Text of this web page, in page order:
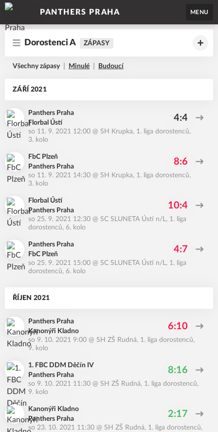
PANTHERS PRAHA MENU
Dorostenci A ZÁPASY
Všechny zápasy Minulé Budoucí
ZÁŘÍ 2021
Panthers Praha
Florbal Ústí
4:4
so 11. 9. 2021 12:00 @ SH Krupka, 1. liga dorostenců,
3. kolo
FbC Plzeň
Panthers Praha
8:6
so 11. 9. 2021 14:30 @ SH Krupka, 1. liga dorostenců,
3. kolo
Florbal Ústí
Panthers Praha
10:4
so 25. 9. 2021 12:30 @ SC SLUNETA Ústí n/L, 1. liga
dorostenců, 6. kolo
Panthers Praha
FbC Plzeň
4:7
so 25. 9. 2021 15:00 @ SC SLUNETA Ústí n/L, 1. liga
dorostenců, 6. kolo
ŘÍJEN 2021
Panthers Praha
Kanonýři Kladno
6:10
so 9. 10. 2021 9:00 @ SH ZŠ Rudná, 1. liga dorostenců,
9. kolo
1. FBC DDM Děčín IV
Panthers Praha
8:16
so 9. 10. 2021 11:30 @ SH ZŠ Rudná, 1. liga dorostenců,
9. kolo
Kanonýři Kladno
Panthers Praha
2:17
so 23. 10. 2021 11:30 @ SH ZŠ Rudná, 1. liga dorostenců,